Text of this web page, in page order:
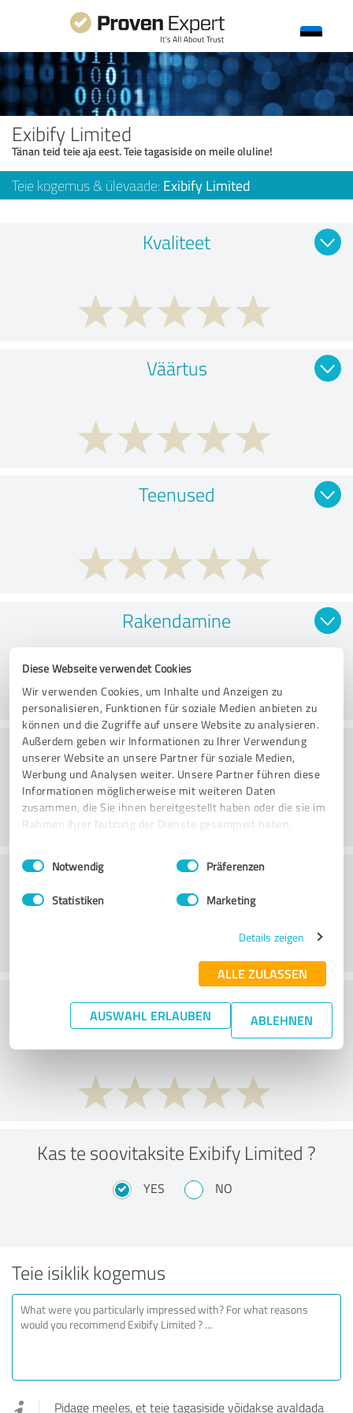
Diese Webseite verwendet Cookies
Wir verwenden Cookies, um Inhalte und Anzeigen zu
personalisieren, Funktionen für soziale Medien anbieten zu
können und die Zugriffe auf unsere Website zu analysieren.
Außerdem geben wir Informationen zu Ihrer Verwendung
unserer Website an unsere Partner für soziale Medien,
Werbung und Analysen weiter. Unsere Partner führen diese
Informationen möglicherweise mit weiteren Daten
zusammen, die Sie ihnen bereitgestellt haben oder die sie im
Rahmen Ihrer Nutzung der Dienste gesammelt haben.
Impressum Datenschutzbestimmungen
Einwilligungsauswahl
Notwendig Präferenzen
Statistiken Marketing
Details zeigen
ALLE ZULASSEN
AUSWAHL ERLAUBEN ABLEHNEN
Exibify Limited
Tänan teid teie aja eest. Teie tagasiside on meile oluline!
Teie kogemus & ülevaade: Exibify Limited
Kvaliteet
Väärtus
Teenused
Rakendamine
Konsultatsioon
Klienditeenindus
What do you think of the price to
performance ratio?
Kas te soovitaksite Exibify Limited ?
YES NO
Teie isiklik kogemus
Pidage meeles, et teie tagasiside võidakse avaldada